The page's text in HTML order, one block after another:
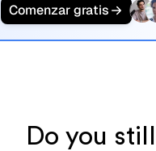
Comenzar gratis
Do you